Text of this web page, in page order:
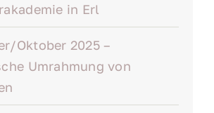
in Erl
Oktober 2025 –
Umrahmung von